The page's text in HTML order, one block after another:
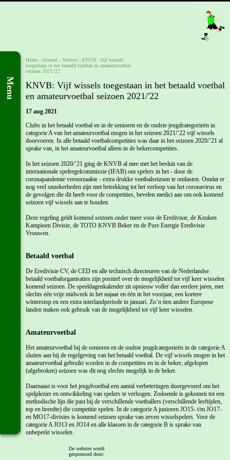
Menu
Home - Actueel - Nieuws - KNVB: Vijf wissels
toegestaan in het betaald voetbal en amateurvoetbal
seizoen 2021/'22
KNVB: Vijf wissels toegestaan in het betaald voetbal
en amateurvoetbal seizoen 2021/'22
17 aug 2021
Clubs in het betaald voetbal en in de senioren en de oudste jeugdcategorieën in
categorie A van het amateurvoetbal mogen in het seizoen 2021/’22 vijf wissels
doorvoeren. In alle betaald voetbalcompetities was daar in het seizoen 2020/’21 al
sprake van, in het amateurvoetbal alleen in de bekercompetities.
In het seizoen 2020/’21 ging de KNVB al mee met het besluit van de
internationale spelregelcommissie (IFAB) om spelers in het - door de
coronapandemie veroorzaakte - extra drukke voetbalseizoen te ontlasten. Omdat er
nog veel onzekerheden zijn met betrekking tot het verloop van het coronavirus en
de gevolgen die dit heeft voor de competities, bevelen medici aan om ook komend
seizoen vijf wissels aan te houden.
Deze regeling geldt komend seizoen onder meer voor de Eredivisie, de Keuken
Kampioen Divisie, de TOTO KNVB Beker en de Pure Energie Eredivisie
Vrouwen.
Betaald voetbal
De Eredivisie CV, de CED en alle technisch directeuren van de Nederlandse
betaald voetbalorganisaties zijn positief over de mogelijkheid tot vijf keer wisselen
komend seizoen. De speeldagenkalender zit opnieuw voller dan eerdere jaren, met
slechts één vrije midweek in het najaar en één in het voorjaar, een kortere
winterstop en een extra interlandperiode in januari. Zo’n tien andere Europese
landen maken ook gebruik van de mogelijkheid tot vijf keer wisselen.
Amateurvoetbal
Het amateurvoetbal bij de senioren en de oudste jeugdcategorieën in de categorie A
sluiten aan bij de regelgeving van het betaald voetbal. De vijf wissels mogen in het
amateurvoetbal gebruikt worden in de competities en in de beker, afgelopen
(afgebroken) seizoen was dit nog slechts mogelijk in de beker.
Daarnaast is voor het jeugdvoetbal een aantal verbeteringen doorgevoerd om het
spelplezier en ontwikkeling van spelers te verhogen. Zodoende is gekomen tot een
methodische lijn die past bij de verschillende voetballers (verschillende leeftijden,
top en breedte) die competitie spelen. In de categorie A junioren JO15- t/m JO17-
en MO17-divisies is komend seizoen sprake van zeven wisselspelers. Voor de
categorie A JO13 en JO14 en alle klassen in de categorie B is sprake van
onbeperkt wisselen.
Voor de categorie A JO13 en JO14 en alle klassen in de categorie B is sprake van
onbeperkt wisselen.
De website wordt
gesponsord door: